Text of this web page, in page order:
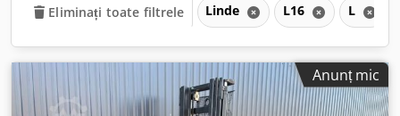
Eliminați toate filtrele Linde L16 L
Anunț mic